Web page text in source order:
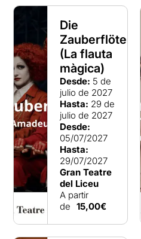
Die
Zauberflöte
(La flauta
màgica)
Desde: 5 de
julio de 2027
Hasta: 29 de
julio de 2027
Desde:
05/07/2027
Hasta:
29/07/2027
Gran Teatre
del Liceu
A partir
de 15,00€